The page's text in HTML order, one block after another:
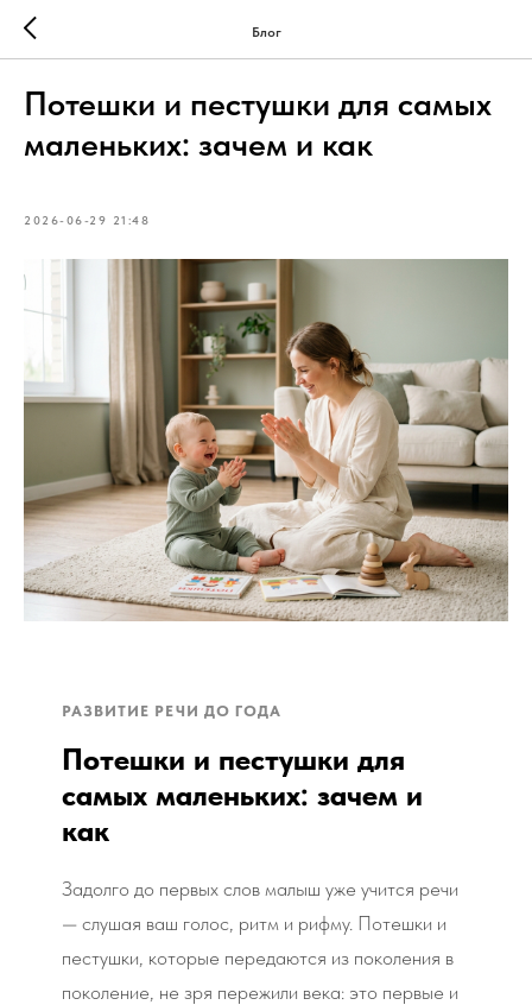
Блог
Потешки и пестушки для самых
маленьких: зачем и как
2026-06-29 21:48
РАЗВИТИЕ РЕЧИ ДО ГОДА
Потешки и пестушки для
самых маленьких: зачем и
как
Задолго до первых слов малыш уже учится речи
— слушая ваш голос, ритм и рифму. Потешки и
пестушки, которые передаются из поколения в
поколение, не зря пережили века: это первые и